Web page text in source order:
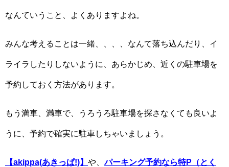
なんていうこと、よくありますよね。
みんな考えることは一緒、、、、なんて落ち込んだり、イ
ライラしたりしないように、あらかじめ、近くの駐車場を
予約しておく方法があります。
もう満車、満車で、うろうろ駐車場を探さなくても良いよ
うに、予約で確実に駐車しちゃいましょう。
【akippa(あきっぱ!)】 や、パーキング予約なら特P（とく